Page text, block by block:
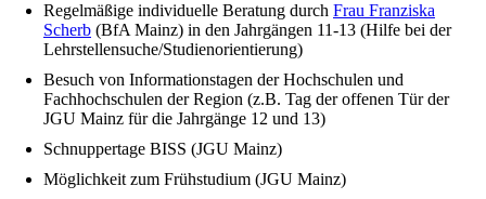
Regelmäßige individuelle Beratung durch Frau Franziska
Scherb (BfA Mainz) in den Jahrgängen 11-13 (Hilfe bei der
Lehrstellensuche/Studienorientierung)
Besuch von Informationstagen der Hochschulen und
Fachhochschulen der Region (z.B. Tag der offenen Tür der
JGU Mainz für die Jahrgänge 12 und 13)
Schnuppertage BISS (JGU Mainz)
Möglichkeit zum Frühstudium (JGU Mainz)